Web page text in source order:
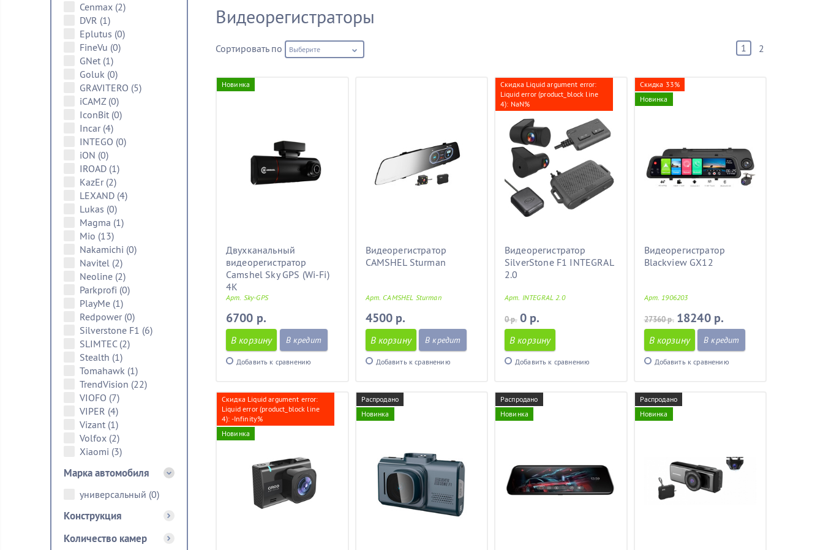
Видеорегистраторы
1 2
Сортировать по Выберите
Новинка
Двухканальный
видеорегистратор
Camshel Sky GPS (Wi-Fi)
4K
Арт. Sky-GPS
6700 р.
В корзину В кредит
Добавить к сравнению
Видеорегистратор
CAMSHEL Sturman
Арт. CAMSHEL Sturman
4500 р.
В корзину В кредит
Добавить к сравнению
Скидка Liquid argument error:
Liquid error (product_block line
4): NaN%
Видеорегистратор
SilverStone F1 INTEGRAL
2.0
Арт. INTEGRAL 2.0
0 р. 0 р.
В корзину
Добавить к сравнению
Скидка 33%
Новинка
Видеорегистратор
Blackview GX12
Арт. 1906203
27360 р. 18240 р.
В корзину В кредит
Добавить к сравнению
Скидка Liquid argument error:
Liquid error (product_block line
4): -Infinity%
Новинка
Распродано
Новинка
Распродано
Новинка
Распродано
Новинка
Cenmax (2)
DVR (1)
Eplutus (0)
FineVu (0)
GNet (1)
Goluk (0)
GRAVITERO (5)
iCAMZ (0)
IconBit (0)
Incar (4)
INTEGO (0)
iON (0)
IROAD (1)
KazEr (2)
LEXAND (4)
Lukas (0)
Magma (1)
Mio (13)
Nakamichi (0)
Navitel (2)
Neoline (2)
Parkprofi (0)
PlayMe (1)
Redpower (0)
Silverstone F1 (6)
SLIMTEC (2)
Stealth (1)
Tomahawk (1)
TrendVision (22)
VIOFO (7)
VIPER (4)
Vizant (1)
Volfox (2)
Xiaomi (3)
Марка автомобиля
универсальный (0)
Конструкция
Количество камер